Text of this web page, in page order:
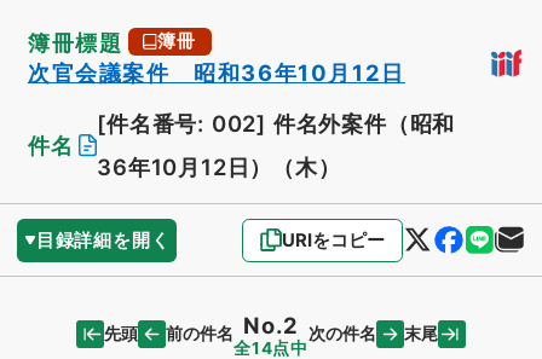
簿冊標題 簿冊
次官会議案件 昭和36年10月12日
件名
[件名番号: 002] 件名外案件（昭和
36年10月12日）（木）
目録詳細を開く URIをコピー
先頭 前の件名 No.2
全14点中
次の件名 末尾